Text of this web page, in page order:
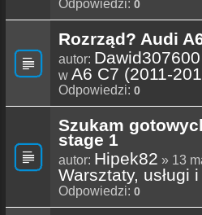
Odpowiedzi: 0
Rozrząd? Audi
autor: Dawid307600
w A6 C7 (2011-
Odpowiedzi: 0
Szukam
stage 1
autor: Hipek82 » 13
Warsztaty, usługi
Odpowiedzi: 0